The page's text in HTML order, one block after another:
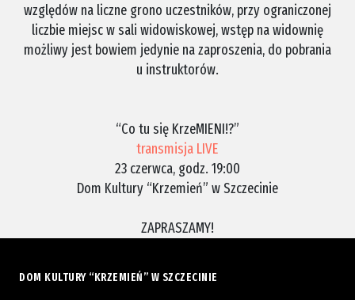
względów na liczne grono uczestników, przy ograniczonej
liczbie miejsc w sali widowiskowej, wstęp na widownię
możliwy jest bowiem jedynie na zaproszenia, do pobrania
u instruktorów.
“Co tu się KrzeMIENI!?”
transmisja LIVE
23 czerwca, godz. 19:00
Dom Kultury “Krzemień” w Szczecinie
ZAPRASZAMY!
DOM KULTURY “KRZEMIEŃ” W SZCZECINIE